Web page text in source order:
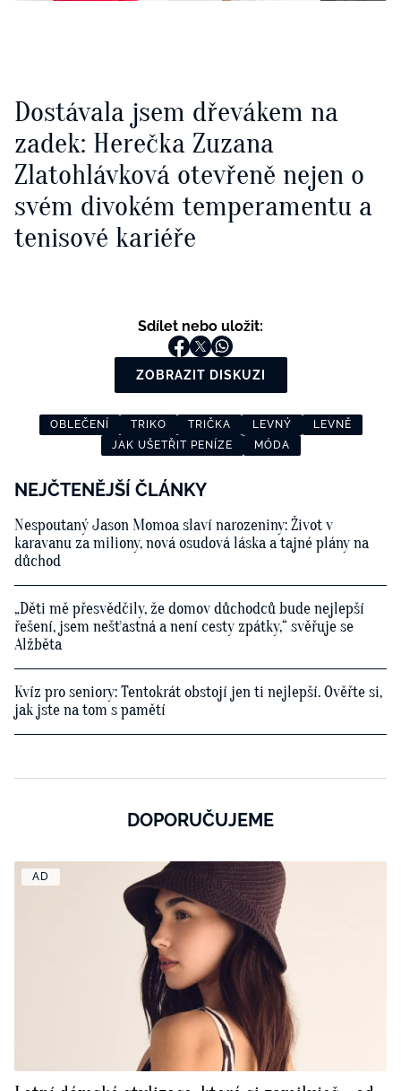
Dostávala jsem dřevákem na
zadek: Herečka Zuzana
Zlatohlávková otevřeně nejen o
svém divokém temperamentu a
tenisové kariéře
Sdílet nebo uložit:
ZOBRAZIT DISKUZI
OBLEČENÍ TRIKO TRIČKA LEVNÝ
LEVNĚ
JAK UŠETŘIT PENÍZE
MÓDA
NEJČTENĚJŠÍ ČLÁNKY
Nespoutaný Jason Momoa slaví narozeniny: Život v
karavanu za miliony, nová osudová láska a tajné plány na
důchod
„Děti mě přesvědčily, že domov důchodců bude nejlepší
řešení, jsem nešťastná a není cesty zpátky,“ svěřuje se
Alžběta
Kvíz pro seniory: Tentokrát obstojí jen ti nejlepší. Ověřte si,
jak jste na tom s pamětí
DOPORUČUJEME
AD